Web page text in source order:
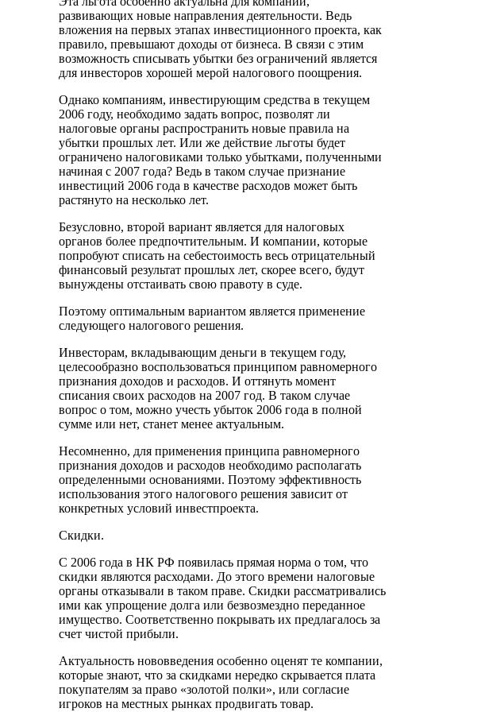
развивающих новые направления деятельности. Ведь
вложения на первых этапах инвестиционного проекта, как
правило, превышают доходы от бизнеса. В связи с этим
возможность списывать убытки без ограничений является
для инвесторов хорошей мерой налогового поощрения.
Однако компаниям, инвестирующим средства в текущем
2006 году, необходимо задать вопрос, позволят ли
налоговые органы распространить новые правила на
убытки прошлых лет. Или же действие льготы будет
ограничено налоговиками только убытками, полученными
начиная с 2007 года? Ведь в таком случае признание
инвестиций 2006 года в качестве расходов может быть
растянуто на несколько лет.
Безусловно, второй вариант является для налоговых
органов более предпочтительным. И компании, которые
попробуют списать на себестоимость весь отрицательный
финансовый результат прошлых лет, скорее всего, будут
вынуждены отстаивать свою правоту в суде.
Поэтому оптимальным вариантом является применение
следующего налогового решения.
Инвесторам, вкладывающим деньги в текущем году,
целесообразно воспользоваться принципом равномерного
признания доходов и расходов. И оттянуть момент
списания своих расходов на 2007 год. В таком случае
вопрос о том, можно учесть убыток 2006 года в полной
сумме или нет, станет менее актуальным.
Несомненно, для применения принципа равномерного
признания доходов и расходов необходимо располагать
определенными основаниями. Поэтому эффективность
использования этого налогового решения зависит от
конкретных условий инвестпроекта.
Скидки.
С 2006 года в НК РФ появилась прямая норма о том, что
скидки являются расходами. До этого времени налоговые
органы отказывали в таком праве. Скидки рассматривались
ими как упрощение долга или безвозмездно переданное
имущество. Соответственно покрывать их предлагалось за
счет чистой прибыли.
Актуальность нововведения особенно оценят те компании,
которые знают, что за скидками нередко скрывается плата
покупателям за право «золотой полки», или согласие
игроков на местных рынках продвигать товар.